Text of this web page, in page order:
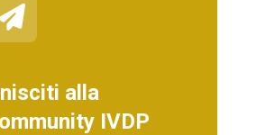
alla
IVDP